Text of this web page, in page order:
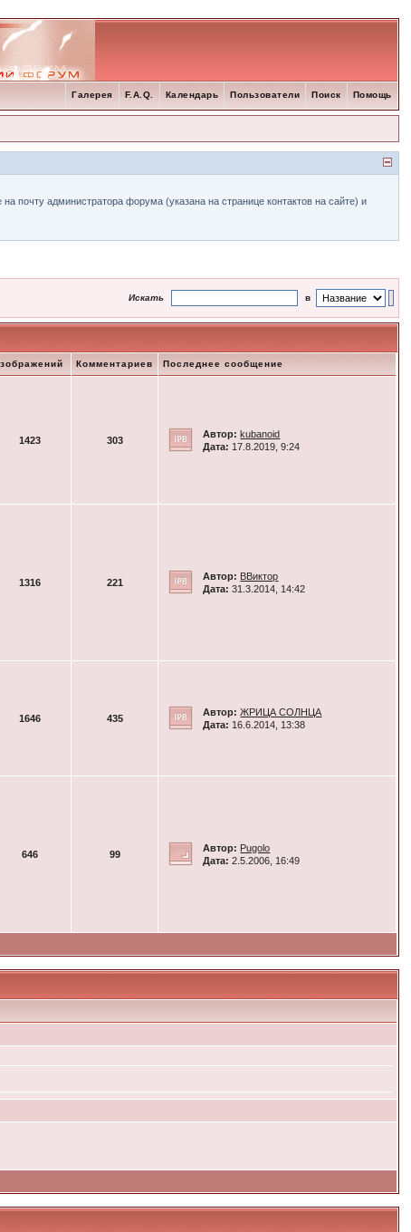
Помощь
Поиск
Пользователи
Календарь
F.A.Q.
Галерея
почту администратора форума (указана на странице контактов на сайте) и
Искать в
Комментариев Последнее сообщение
1423 303
Автор: kubanoid
Дата: 17.8.2019, 9:24
1316 221
Автор: ВВиктор
Дата: 31.3.2014, 14:42
1646 435
Автор: ЖРИЦА СОЛНЦА
Дата: 16.6.2014, 13:38
646 99
Автор: Pugolo
Дата: 2.5.2006, 16:49